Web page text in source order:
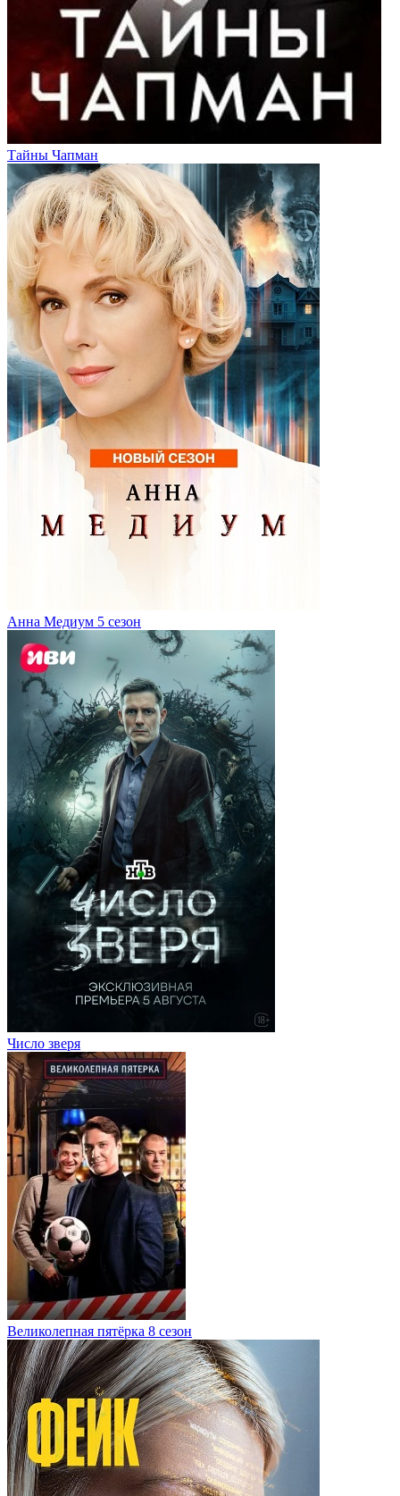
Тайны Чапман
Анна Медиум 5 сезон
Число зверя
Великолепная пятёрка 8 сезон